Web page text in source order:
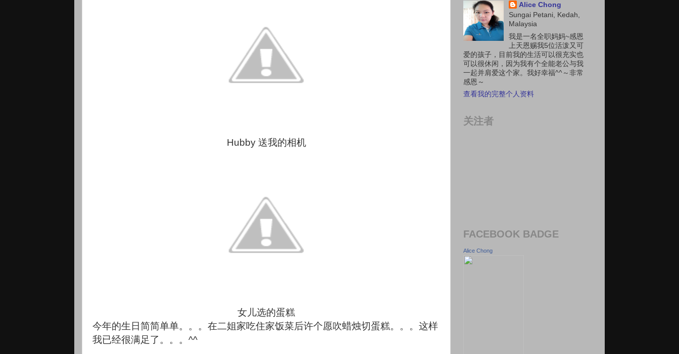
Hubby 送我的相机
女儿选的蛋糕
今年的生日简简单单。。。 在二姐家吃住家饭菜后许个愿吹蜡烛切蛋糕。。。这样
我已经很满足了。。。^^
Alice Chong
Sungai Petani, Kedah,
Malaysia
我是一名全职妈妈~感恩
上天恩赐我5位活泼又可
爱的孩子，目前我的生活可以很充实也
可以很休闲，因为我有个全能老公与我
一起并肩爱这个家。我好幸福^^～非常
感恩～
查看我的完整个人资料
关注者
FACEBOOK BADGE
Alice Chong